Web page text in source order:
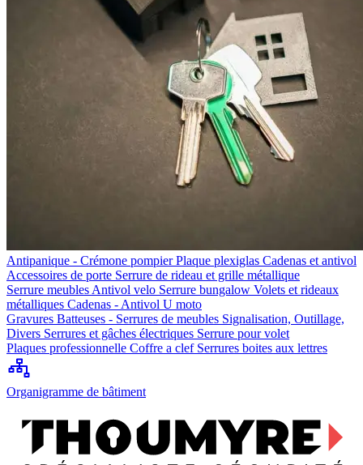
Antipanique - Crémone pompierPlaque plexiglas Cadenas et antivol
Accessoires de porte Serrure de rideau et grille métallique
Serrure meubles Antivol velo Serrure bungalow Volets et rideaux
métalliques Cadenas - Antivol U moto
Gravures Batteuses - Serrures de meubles Signalisation, Outillage,
Divers Serrures et gâches électriques Serrure pour volet
Plaques professionnelle Coffre a clef Serrures boites aux lettres
Organigramme de bâtiment